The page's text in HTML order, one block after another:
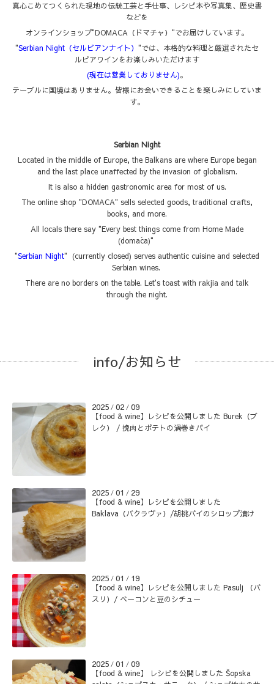
真心こめてつくられた現地の伝統工芸と手仕事、レシピ本や写真集、歴史書
などを
オンラインショップ"DOMACA（ドマチャ）"でお届けしています。
"Serbian Night（セルビアンナイト） "では、本格的な料理と厳選されたセ
ルビアワインをお楽しみいただけます
(現在は営業しておりません)。
テーブルに国境はありません。皆様にお会いできることを楽しみにしていま
す。
Serbian Night
Located in the middle of Europe, the Balkans are where Europe began
and the last place unaffected by the invasion of globalism.
It is also a hidden gastronomic area for most of us.
The online shop "DOMACA" sells selected goods, traditional crafts,
books, and more.
All locals there say "Every best things come from Home Made
(domaća)"
"Serbian Night" (currently closed) serves authentic cuisine and selected
Serbian wines.
There are no borders on the table. Let's toast with rakjia and talk
through the night.
info/お知らせ
2025 / 02 / 09
【food & wine】レシピを公開しました Burek（ブ
レク） / 挽肉とポテトの渦巻きパイ
2025 / 01 / 29
【food & wine】レシピを公開しました
Baklava（バクラヴァ）/胡桃パイのシロップ漬け
2025 / 01 / 19
【food & wine】レシピを公開しました Pasulj （パ
スリ）/ ベーコンと豆のシチュー
2025 / 01 / 09
【food & wine】 レシピを公開しました Šopska